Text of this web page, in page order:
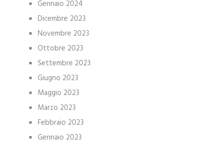
Gennaio 2024
Dicembre 2023
Novembre 2023
Ottobre 2023
Settembre 2023
Giugno 2023
Maggio 2023
Marzo 2023
Febbraio 2023
Gennaio 2023